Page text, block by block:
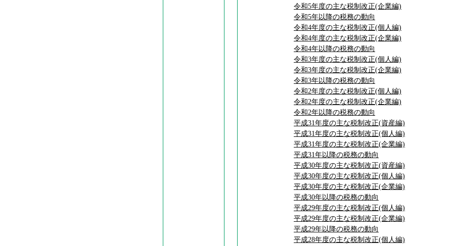
令和5年度の主な税制改正(企業編)
令和5年以降の税務の動向
令和4年度の主な税制改正(個人編)
令和4年度の主な税制改正(企業編)
令和4年以降の税務の動向
令和3年度の主な税制改正(個人編)
令和3年度の主な税制改正(企業編)
令和3年以降の税務の動向
令和2年度の主な税制改正(個人編)
令和2年度の主な税制改正(企業編)
令和2年以降の税務の動向
平成31年度の主な税制改正(資産編)
平成31年度の主な税制改正(個人編)
平成31年度の主な税制改正(企業編)
平成31年以降の税務の動向
平成30年度の主な税制改正(資産編)
平成30年度の主な税制改正(個人編)
平成30年度の主な税制改正(企業編)
平成30年以降の税務の動向
平成29年度の主な税制改正(個人編)
平成29年度の主な税制改正(企業編)
平成29年以降の税務の動向
平成28年度の主な税制改正(個人編)